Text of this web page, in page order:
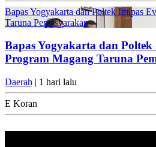
Bapas Yogyakarta dan Poltek Imipas
Taruna Pemasyarakan
Bapas Yogyakarta dan
Program Magang Taruna
Daerah | 1 hari lalu
E Koran